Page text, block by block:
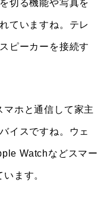
切る機能や写真を
ていますね。テレ
ピーカーを接続す
ホと通信して家主
イスですね。ウェ
Watchなどスマー
ます。